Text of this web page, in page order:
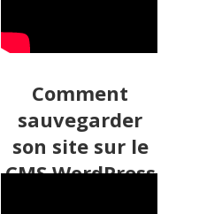
Comment
sauvegarder
son site sur le
CMS WordPress